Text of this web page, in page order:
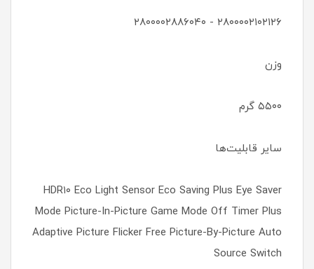
۲۸۰۰۰۰۲۱۰۲۱۲۶ - ۲۸۰۰۰۰۲۸۸۶۰۴۰
وزن
۵۵۰۰ گرم
سایر قابلیت‌ها
HDR۱۰ Eco Light Sensor Eco Saving Plus Eye Saver
Mode Picture-In-Picture Game Mode Off Timer Plus
Adaptive Picture Flicker Free Picture-By-Picture Auto
Source Switch